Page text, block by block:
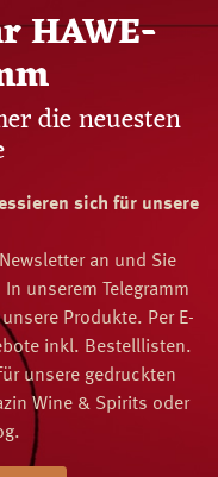
HAWE-
die neuesten
sich für unsere
an und Sie
unserem Telegramm
Produkte. Per E-
inkl. Bestelllisten.
unsere gedruckten
Wine & Spirits oder